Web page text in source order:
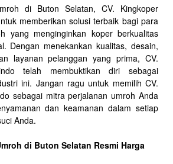
di Buton Selatan, CV. Kingkoper
memberikan solusi terbaik bagi para
yang menginginkan koper berkualitas
Dengan menekankan kualitas, desain,
layanan pelanggan yang prima, CV.
telah membuktikan diri sebagai
ini. Jangan ragu untuk memilih CV.
sebagai mitra perjalanan umroh Anda
dan keamanan dalam setiap
Anda.
di Buton Selatan Resmi Harga